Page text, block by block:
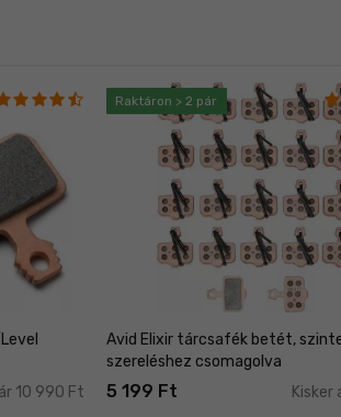
10 990 Ft
Raktáron > 2 pár
Avid Elixir tárcsafék betét,
szereléshez csomagolva
5 199 Ft Kisker